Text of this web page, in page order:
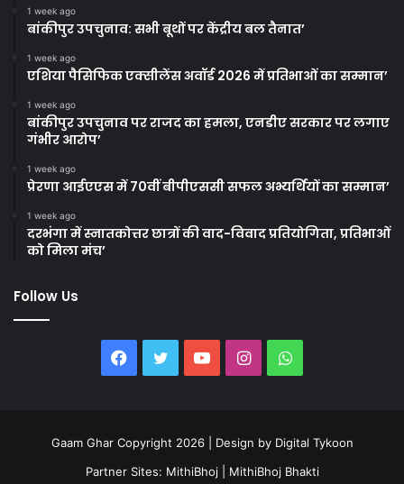
1 week ago
बांकीपुर उपचुनाव: सभी बूथों पर केंद्रीय बल तैनात’
1 week ago
एशिया पैसिफिक एक्सीलेंस अवॉर्ड 2026 में प्रतिभाओं का सम्मान’
1 week ago
बांकीपुर उपचुनाव पर राजद का हमला, एनडीए सरकार पर लगाए
गंभीर आरोप’
1 week ago
प्रेरणा आईएएस में 70वीं बीपीएससी सफल अभ्यर्थियों का सम्मान’
1 week ago
दरभंगा में स्नातकोत्तर छात्रों की वाद-विवाद प्रतियोगिता, प्रतिभाओं
को मिला मंच’
Follow Us
Facebook
TwitterYouTubeInstagramWhatsApp
Gaam Ghar Copyright 2026 | Design by Digital Tykoon
Partner Sites: MithiBhoj MithiBhoj Bhakti